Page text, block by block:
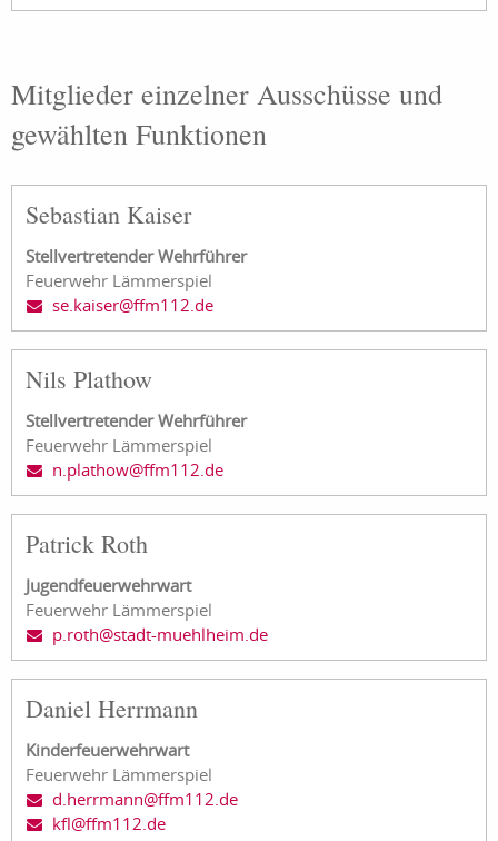
Mitglieder einzelner Ausschüsse und
gewählten Funktionen
Sebastian Kaiser
Stellvertretender Wehrführer
Feuerwehr Lämmerspiel
se.kaiser@ffm112.de
Nils Plathow
Stellvertretender Wehrführer
Feuerwehr Lämmerspiel
n.plathow@ffm112.de
Patrick Roth
Jugendfeuerwehrwart
Feuerwehr Lämmerspiel
p.roth@stadt-muehlheim.de
Daniel Herrmann
Kinderfeuerwehrwart
Feuerwehr Lämmerspiel
d.herrmann@ffm112.de
kfl@ffm112.de